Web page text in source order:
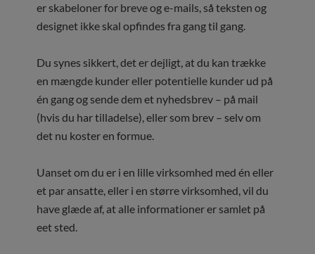
er skabeloner for breve og e-mails, så teksten og
designet ikke skal opfindes fra gang til gang.
Du synes sikkert, det er dejligt, at du kan trække
en mængde kunder eller potentielle kunder ud på
én gang og sende dem et nyhedsbrev – på mail
(hvis du har tilladelse), eller som brev – selv om
det nu koster en formue.
Uanset om du er i en lille virksomhed med én eller
et par ansatte, eller i en større virksomhed, vil du
have glæde af, at alle informationer er samlet på
eet sted.